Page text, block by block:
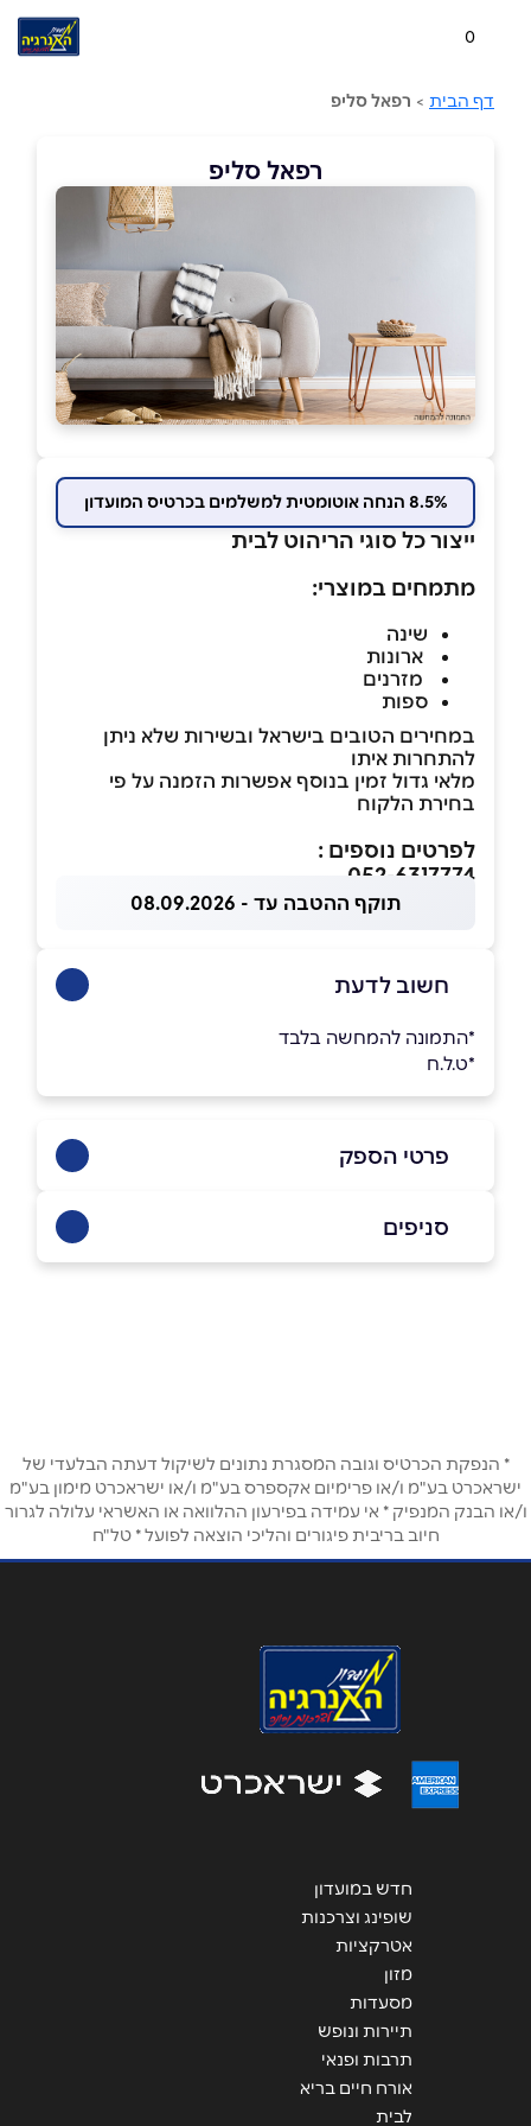
0
דף הבית > רפאל סליפ
רפאל סליפ
8.5% הנחה אוטומטית למשלמים בכרטיס המועדון
ייצור כל סוגי הריהוט לבית
מתמחים במוצרי:
שינה
ארונות
מזרנים
ספות
במחירים הטובים בישראל ובשירות שלא ניתן
להתחרות איתו
מלאי גדול זמין בנוסף אפשרות הזמנה על פי
בחירת הלקוח
לפרטים נוספים :
052-6317774
תוקף ההטבה עד - 08.09.2026
חשוב לדעת
*התמונה להמחשה בלבד
*ט.ל.ח
פרטי הספק
בפייסבוק באינסטגרם
טלפון*
אימייל *
אנא חזרו אלי בקשר ל...
סניפים
* הנפקת הכרטיס וגובה המסגרת נתונים לשיקול דעתה הבלעדי של
ישראכרט בע"מ ו/או פרימיום אקספרס בע"מ ו/או ישראכרט מימון בע"מ
ו/או הבנק המנפיק * אי עמידה בפירעון ההלוואה או האשראי עלולה לגרור
חיוב בריבית פיגורים והליכי הוצאה לפועל * טל"ח
חדש במועדון
שופינג וצרכנות
אטרקציות
מזון
מסעדות
תיירות ונופש
תרבות ופנאי
אורח חיים בריא
לבית